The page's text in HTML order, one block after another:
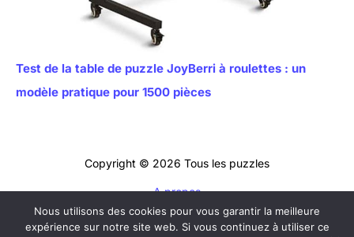
Test de la table de puzzle JoyBerri à roulettes : un
modèle pratique pour 1500 pièces
Copyright © 2026 Tous les puzzles
A propos
Contact
Mentions légales
Nous utilisons des cookies pour vous garantir la meilleure
expérience sur notre site web. Si vous continuez à utiliser ce